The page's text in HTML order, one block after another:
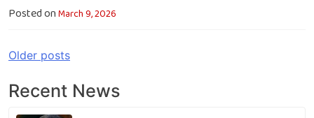
Posted onMarch 9, 2026
Posts
Older posts
Recent News